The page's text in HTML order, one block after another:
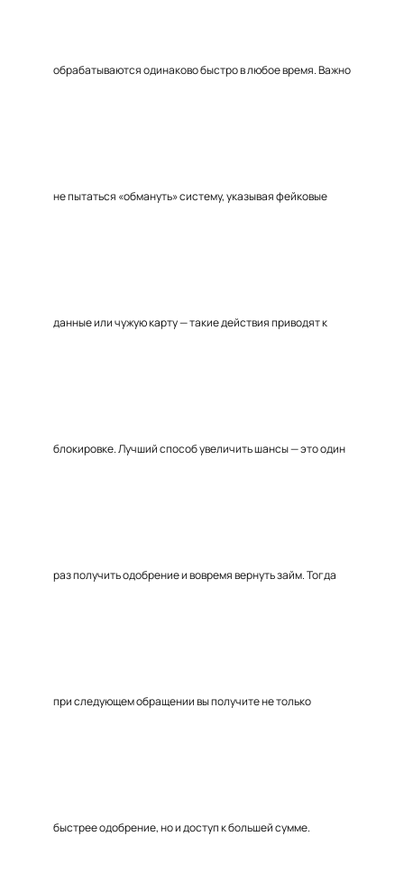
обрабатываются одинаково быстро в любое время. Важно
не пытаться «обмануть» систему, указывая фейковые
данные или чужую карту — такие действия приводят к
блокировке. Лучший способ увеличить шансы — это один
раз получить одобрение и вовремя вернуть займ. Тогда
при следующем обращении вы получите не только
быстрее одобрение, но и доступ к большей сумме.